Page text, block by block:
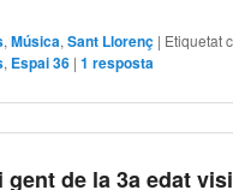
,Música,Sant Llorenç | Etiquetat
, Espai 36 |1 resposta
de la 3a edat